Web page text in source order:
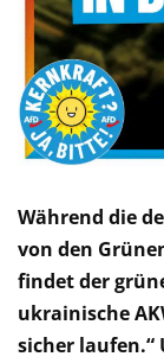
Während die
von den
findet der
ukrainische
sicher laufen.“